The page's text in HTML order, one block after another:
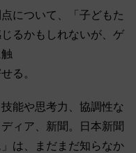
について、「子どもた
るかもしれないが、ゲ
る。
能や思考力、協調性な
ィア、新聞。日本新聞
は、まだまだ知らなか